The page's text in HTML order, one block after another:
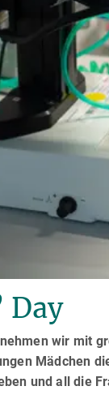
Day
wir mit
Mädchen
und all die